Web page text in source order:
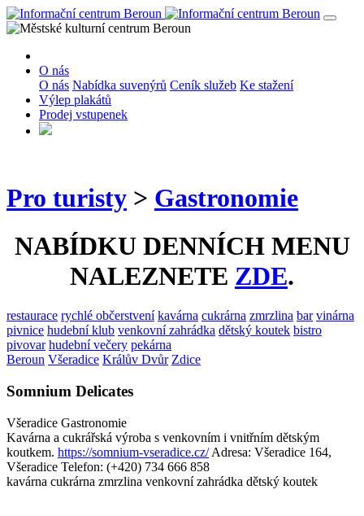
O nás
O nás Nabídka suvenýrů Ceník služeb Ke stažení
Výlep plakátů
Prodej vstupenek
Pro turisty > Gastronomie
NABÍDKU DENNÍCH MENU
NALEZNETE ZDE.
restaurace rychlé občerstvení kavárna cukrárna zmrzlina bar vinárna
pivnice hudební klub venkovní zahrádka dětský koutek bistro
pivovar hudební večery pekárna
Beroun Všeradice Králův Dvůr Zdice
Somnium Delicates
Všeradice Gastronomie
Kavárna a cukrářská výroba s venkovním i vnitřním dětským
koutkem. https://somnium-vseradice.cz/ Adresa: Všeradice 164,
Všeradice Telefon: (+420) 734 666 858
kavárna cukrárna zmrzlina venkovní zahrádka dětský koutek